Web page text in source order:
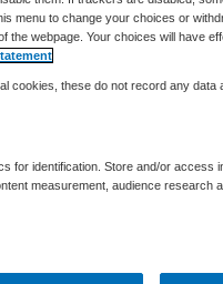
in Venray heeft
menu to change your choices or
the webpage. Your choices will have
cookies, these do not record any data
for identification. Store and/or access
measurement, audience research